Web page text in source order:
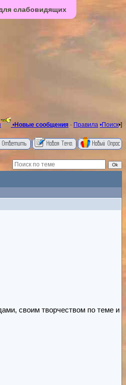
слабовидящих
•Новые сообщения · Правила •Поиск•]
своим творчеством по теме и